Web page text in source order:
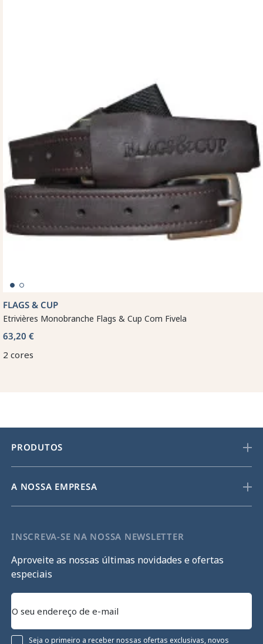
FLAGS & CUP
Etrivières Monobranche Flags & Cup Com Fivela
63,20 €
2 cores
PRODUTOS
A NOSSA EMPRESA
INSCREVA-SE NA NOSSA NEWSLETTER
Aproveite as nossas últimas novidades e ofertas
especiais
Seja o primeiro a receber nossas ofertas exclusivas, novos